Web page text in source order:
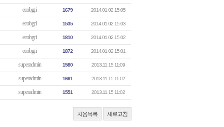
ecobgri 1679 2014.01.02 15:05
ecobgri 1535 2014.01.02 15:03
ecobgri 1810 2014.01.02 15:02
ecobgri 1872 2014.01.02 15:01
superadmin 1580 2013.11.15 11:09
superadmin 1661 2013.11.15 11:02
superadmin 1551 2013.11.15 11:02
처음목록 새로고침